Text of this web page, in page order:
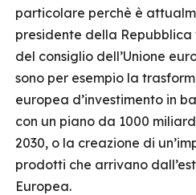
particolare perchè è
presidente della
del consiglio dell’Unione
sono per esempio la
europea d’investimento in
con un piano da 1000
2030, o la creazione di
prodotti che arrivano
Europea.